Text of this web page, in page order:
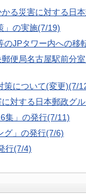
る災害に対する日
」の実施(7/19)
JPタワー内への移
便局名古屋駅前分
策について(変更)(7/
対する日本郵政グ
集」の発行(7/11)
グ」の発行(7/6)
行(7/4)